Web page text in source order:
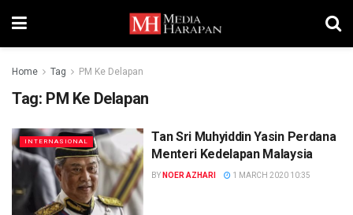
Home Tag PM Ke Delapan
Tag: PM Ke Delapan
INTERNASIONAL
Tan Sri Muhyiddin Yasin Perdana
Menteri Kedelapan Malaysia
BY NOER AZHARI 1 MARCH 2020 10:35